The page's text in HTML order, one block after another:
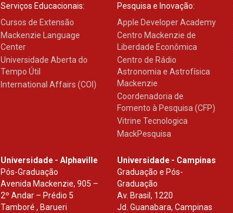
Serviços Educacionais:
Cursos de Extensão
Mackenzie Language
Center
Universidade Aberta do
Tempo Útil
International Affairs (COI)
Pesquisa e Inovação:
Apple Developer Academy
Centro Mackenzie de
Liberdade Econômica
Centro de Rádio
Astronomia e Astrofísica
Mackenzie
Coordenadoria de
Fomento à Pesquisa (CFP)
Vitrine Tecnologica
MackPesquisa
Universidade - Alphaville
Pós-Graduação
Avenida Mackenzie, 905 –
2º Andar – Prédio 5
Tamboré , Barueri
Universidade - Campinas
Graduação e Pós-
Graduação
Av. Brasil, 1220
Jd. Guanabara, Campinas